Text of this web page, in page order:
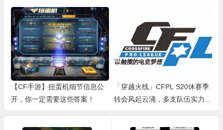
免费送
【CF手游】扭蛋机细节信息公
开，你一定需要这些答案！
「穿越火线」CFPL S20休赛季
转会风起云涌，多支队伍实力有